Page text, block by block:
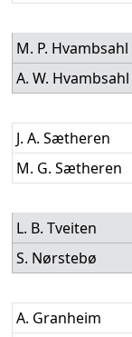
M. P. Hvambsahl
A. W. Hvambsahl
J. A. Sætheren
M. G. Sætheren
L. B. Tveiten
S. Nørstebø
A. Granheim